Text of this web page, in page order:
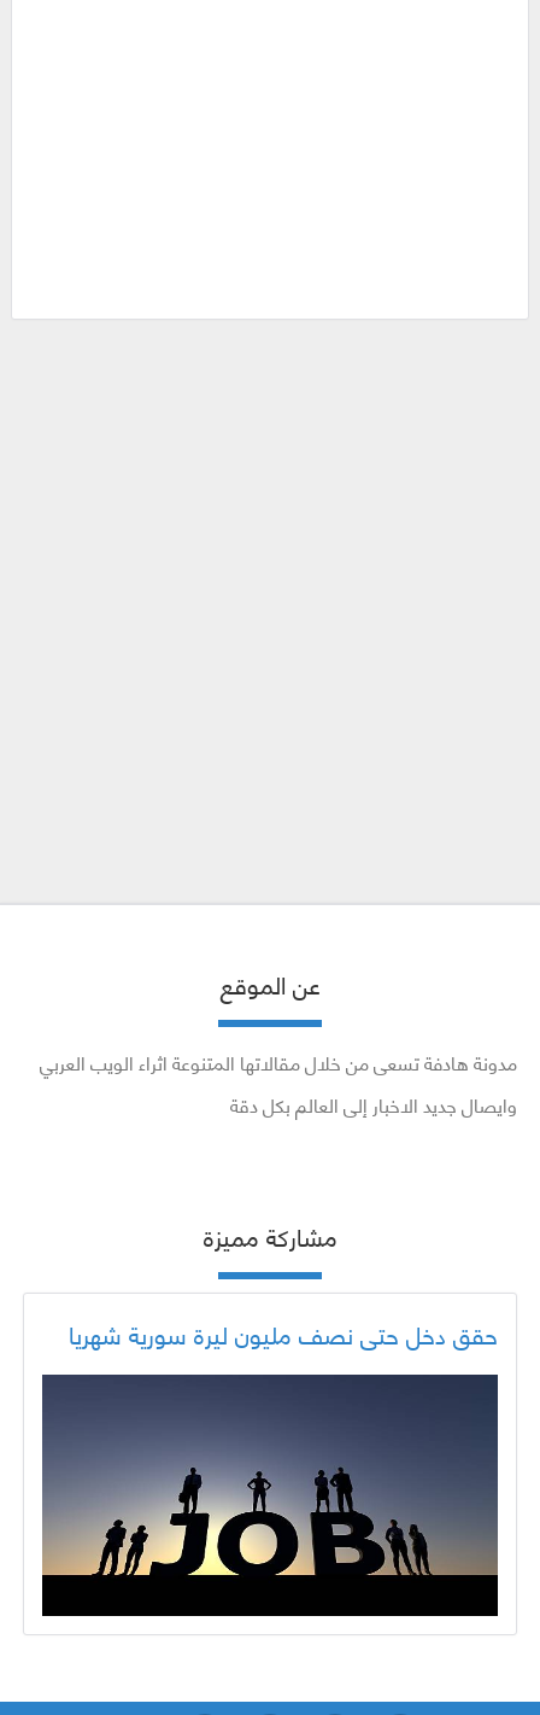
عن الموقع
مدونة هادفة تسعى من خلال مقالاتها المتنوعة اثراء الويب العربي
وايصال جديد الاخبار إلى العالم بكل دقة
مشاركة مميزة
حقق دخل حتى نصف مليون ليرة سورية شهريا